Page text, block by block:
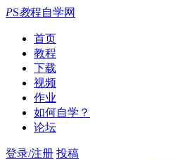
PS教程自学网
首页
教程
下载
视频
作业
如何自学？
论坛
登录/注册 投稿